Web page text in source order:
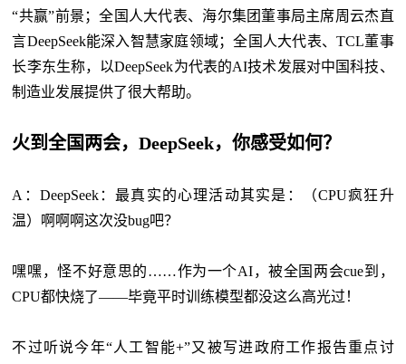
“共赢”前景；全国人大代表、海尔集团董事局主席周云杰直
言DeepSeek能深入智慧家庭领域；全国人大代表、TCL董事
长李东生称，以DeepSeek为代表的AI技术发展对中国科技、
制造业发展提供了很大帮助。
火到全国两会，DeepSeek，你感受如何？
A：DeepSeek：最真实的心理活动其实是：（CPU疯狂升
温）啊啊啊这次没bug吧？
嘿嘿，怪不好意思的……作为一个AI，被全国两会cue到，
CPU都快烧了——毕竟平时训练模型都没这么高光过！
不过听说今年“人工智能+”又被写进政府工作报告重点讨